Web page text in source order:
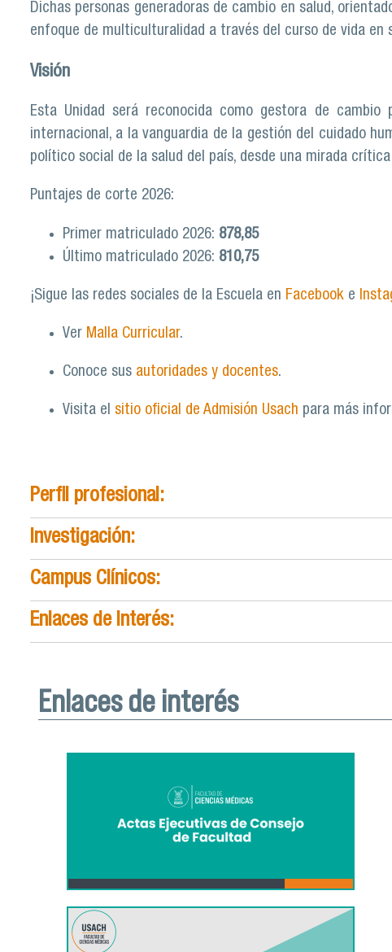
Dichas personas generadoras de cambio en salud,
enfoque de multiculturalidad a través del curso de vida en
Visión
Esta Unidad será reconocida como gestora de
internacional, a la vanguardia de la gestión del cuidado
político social de la salud del país, desde una mirada
Puntajes de corte 2026:
Primer matriculado 2026: 878,85
Último matriculado 2026: 810,75
¡Sigue las redes sociales de la Escuela en Facebook e
Ver Malla Curricular.
Conoce sus autoridades y docentes.
Visita el sitio oficial de Admisión Usach para más
Perfil profesional:
Investigación:
Campus Clínicos:
Enlaces de Interés:
Enlaces de interés